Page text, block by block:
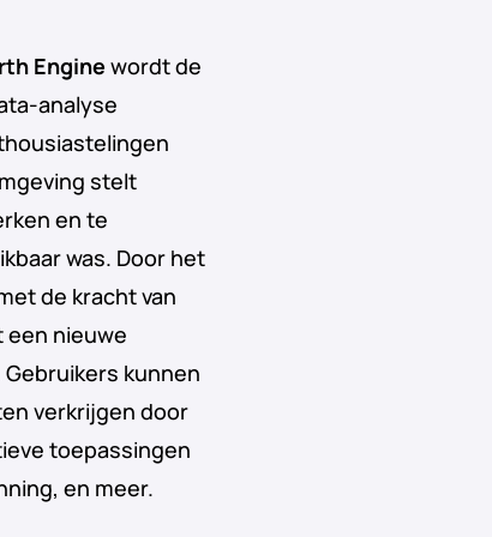
Engine wordt de
analyse
stelt
en te
was. Door het
de kracht van
een nieuwe
kunnen
verkrijgen door
toepassingen
en meer.